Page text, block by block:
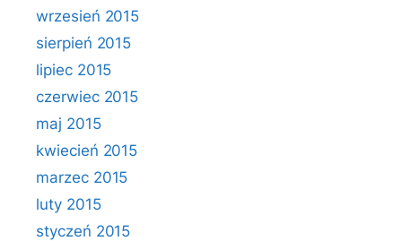
wrzesień 2015
sierpień 2015
lipiec 2015
czerwiec 2015
maj 2015
kwiecień 2015
marzec 2015
luty 2015
styczeń 2015